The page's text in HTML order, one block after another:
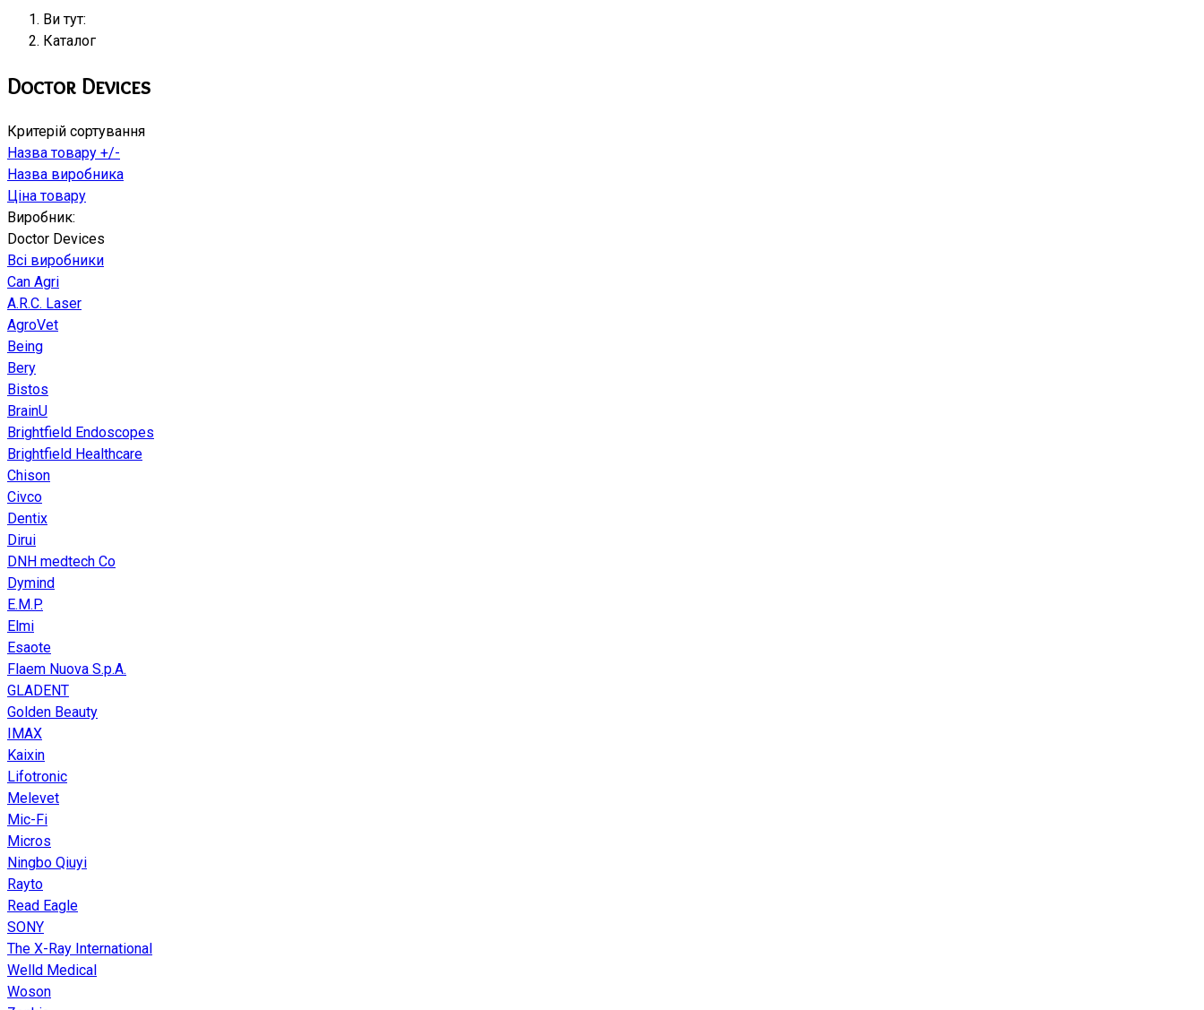
Ви тут:
Кaтaлoг
Doctor Devices
Критерій сортування
Назва товару +/-
Назва виробника
Ціна товару
Виробник:
Doctor Devices
Всі виробники
Can Agri
A.R.C. Laser
AgroVet
Being
Bery
Bistos
BrainU
Brightfield Endoscopes
Brightfield Healthcare
Chison
Civco
Dentix
Dirui
DNH medtech Co
Dymind
E.M.P.
Elmi
Esaote
Flaem Nuova S.p.A.
GLADENT
Golden Beauty
IMAX
Kaixin
Lifotronic
Melevet
Mic-Fi
Micros
Ningbo Qiuyi
Rayto
Read Eagle
SONY
The X-Ray International
Welld Medical
Woson